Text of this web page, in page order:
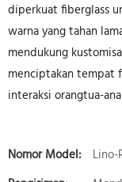
diperkuat fiberglass
warna yang tahan
mendukung
menciptakan tempat
interaksi orangtua-
Nomor Model:
Lino-